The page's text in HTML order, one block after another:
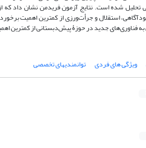
تحلیل شده است. نتایج آزمون فریدمن نشان داد که
استقلال و جرأت‌ورزی از کمترین اهمیت
به فناوری‌های جدید در حوزۀ پیش‌دبستانی از کمترین
ویژگی های فردی توانمندیهای تخصصی